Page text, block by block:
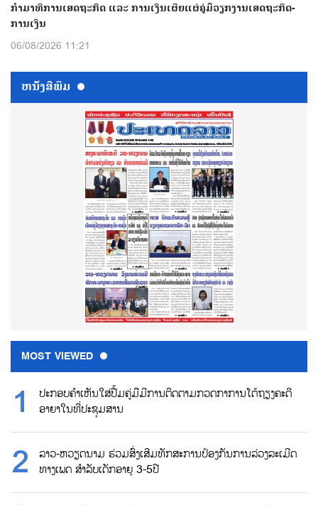
ກຳມາທິການເສດຖະກິດ ແລະ ການເງິນເຜີຍແຜ່ຄູ່ມືວຽກງານເສດຖະກິດ-
ການເງິນ
06/08/2026 11:21
ຫນ້ັງສືພິມ
MOST VIEWED
ປະກອບຄຳເຫັນໃສ່ປື້ມຄູ່ມືມີການຕິດຕາມກວດກາການໂຕ້ຖຽງຄະດີ
ອາຍາໃນທີ່ປະຊຸມສານ
ລາວ-ຫວຽດນາມ ຮ່ວມສົ່ງເສີມທັກສະການປ້ອງກັນການລ່ວງລະເມີດ
ທາງເພດ ສຳລັບເດັກອາຍຸ 3-5ປີ